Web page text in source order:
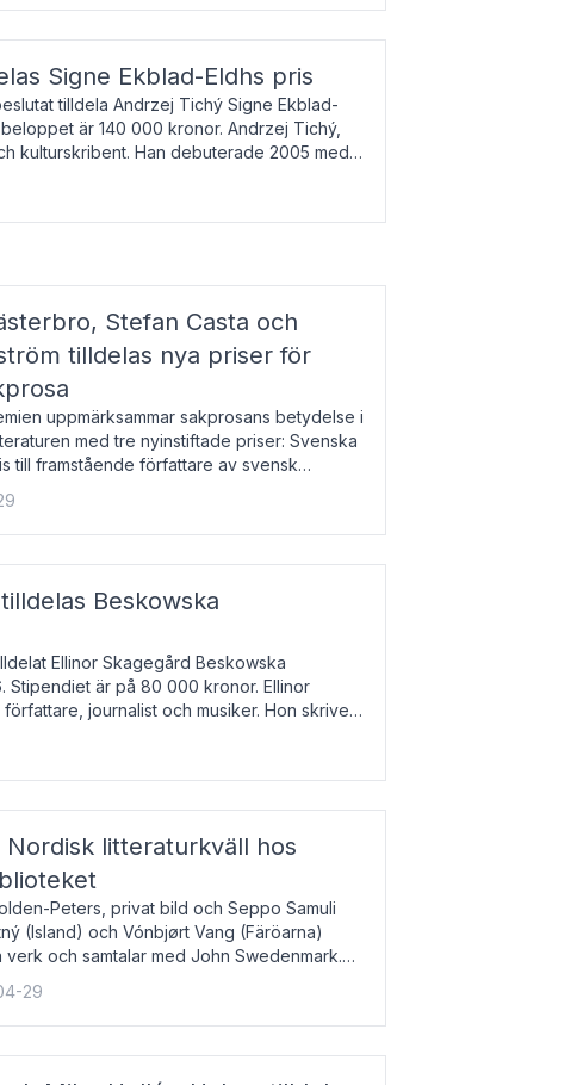
Signe Ekblad-Eldhs pris
tilldela Andrzej Tichý Signe Ekblad-
är 140 000 kronor. Andrzej Tichý,
kulturskribent. Han debuterade 2005 med
liter l
Stefan Casta och
tilldelas nya priser för
uppmärksammar sakprosans betydelse i
med tre nyinstiftade priser: Svenska
till framstående författare av svensk
går till Magnus Västerbro, Svenska
Beskowska
Ellinor Skagegård Beskowska
Stipendiet är på 80 000 kronor. Ellinor
journalist och musiker. Hon skriver
Dagbladet, Ups
Nordisk litteraturkväll hos
Peters, privat bild och Seppo Samuli
(Island) och Vónbjørt Vang (Färöarna)
verk och samtalar med John Swedenmark.
på färöiska, isländska och svenska och talar
poesi – o
29